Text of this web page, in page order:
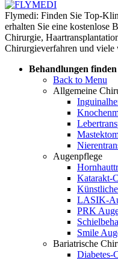
Flymedi: Finden Sie Top-
erhalten Sie eine kostenlose
Chirurgie,
Chirurgieverfahren und viele
Behandlungen finden
Back to Menu
Allgemeine
Augenpflege
Katarakt-
LASIK-
PRK
Smile
Bariatrische
Diabetes-